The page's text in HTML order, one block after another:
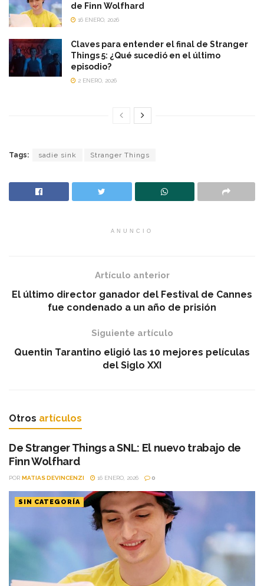
de Finn Wolfhard
16 ENERO, 2026
Claves para entender el final de Stranger
Things 5: ¿Qué sucedió en el último
episodio?
2 ENERO, 2026
Tags: sadie sink Stranger Things
ANUNCIO
Artículo anterior
El último director ganador del Festival de Cannes
fue condenado a un año de prisión
Siguiente artículo
Quentin Tarantino eligió las 10 mejores películas
del Siglo XXI
Otros artículos
De Stranger Things a SNL: El nuevo trabajo de
Finn Wolfhard
POR MATIAS DEVINCENZI 16 ENERO, 2026 0
SIN CATEGORÍA